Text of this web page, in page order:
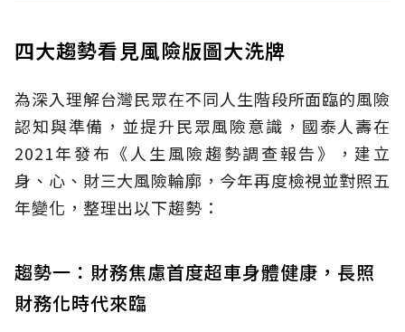
四大趨勢看見風險版圖大洗牌
為深入理解台灣民眾在不同人生階段所面臨的風險
認知與準備，並提升民眾風險意識，國泰人壽在
2021年發布《人生風險趨勢調查報告》，建立
身、心、財三大風險輪廓，今年再度檢視並對照五
年變化，整理出以下趨勢：
趨勢一：財務焦慮首度超車身體健康，長照
財務化時代來臨